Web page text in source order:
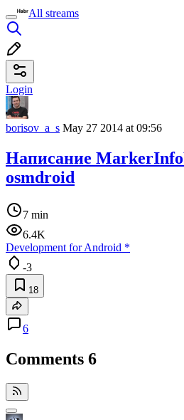
All streams
Login
borisov_a_s May 27 2014 at 09:56
Написание
osmdroid
7 min
6.4K
Development for Android *
-3
18
6
Comments 6